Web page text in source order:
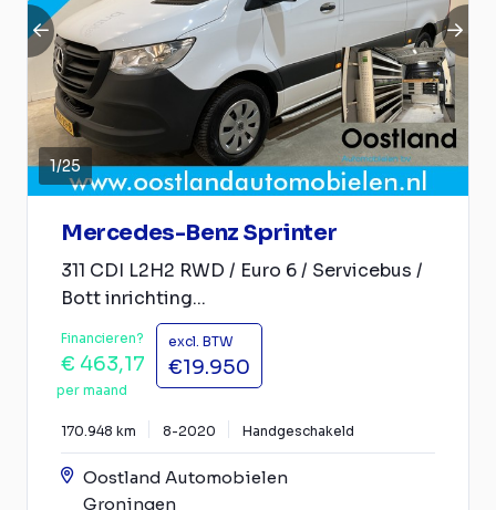
1/25
Mercedes-Benz Sprinter
311 CDI L2H2 RWD / Euro 6 / Servicebus /
Bott inrichting...
Financieren?
€ 463,17
per maand
excl. BTW
€19.950
170.948 km 8-2020 Handgeschakeld
Oostland Automobielen
Groningen